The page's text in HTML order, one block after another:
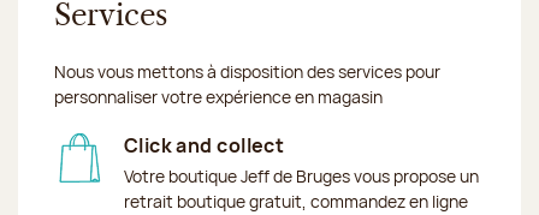
Services
Nous vous mettons à disposition des services pour
personnaliser votre expérience en magasin
Click and collect
Votre boutique Jeff de Bruges vous propose un
retrait boutique gratuit, commandez en ligne